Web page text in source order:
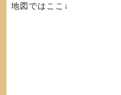
地図ではここ↓